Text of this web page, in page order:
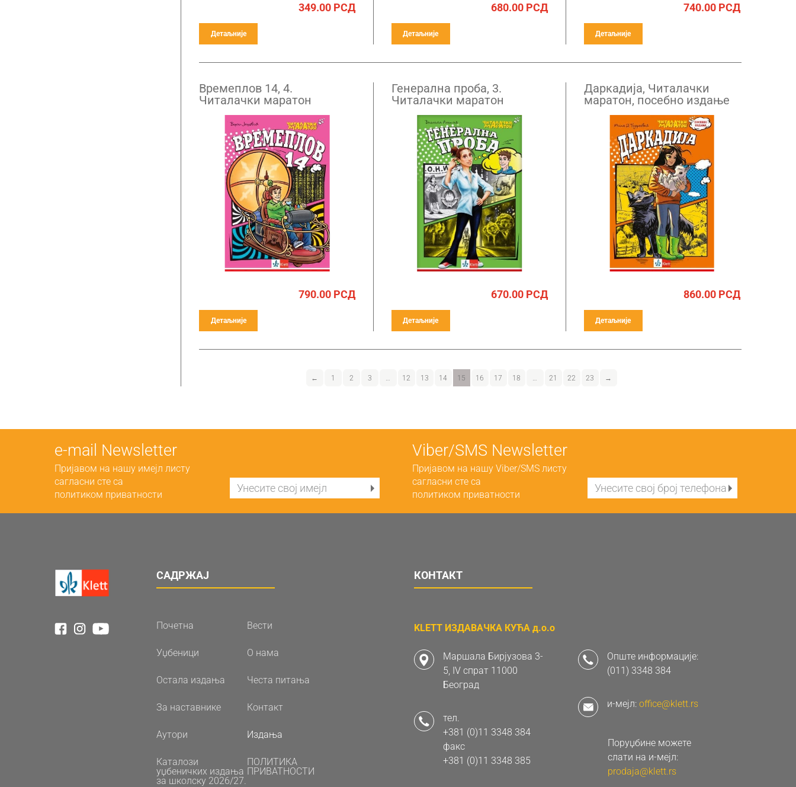
349.00РСД
Детаљније
680.00РСД
Детаљније
740.00РСД
Детаљније
Времеплов 14, 4.
Читалачки маратон
790.00РСД
Детаљније
Генерална проба, 3.
Читалачки маратон
670.00РСД
Детаљније
Даркадија, Читалачки
маратон, посебно издање
860.00РСД
Детаљније
← 1 2 3 … 12 13 14 15 16 17 18 … 21 22 23 →
е-mail Newsletter
Пријавом на нашу имејл листу
сагласни сте са
политиком приватности
Viber/SMS Newsletter
Пријавом на нашу Viber/SMS листу
сагласни сте са
политиком приватности
САДРЖАЈ
Почетна Вести
Уџбеници О нама
Остала издања Честа питања
За наставнике Контакт
Аутори Издања
Каталози
уџбеничких издања
за школску 2026/27.
ПОЛИТИКА
ПРИВАТНОСТИ
КОНТАКТ
KLETT ИЗДАВАЧКА КУЋА д.о.о
Маршала Бирјузова 3-
5, IV спрат 11000
Београд
тел.
+381 (0)11 3348 384
факс
+381 (0)11 3348 385
Опште информације:
(011) 3348 384
и-мејл: office@klett.rs
Поруџбине можете
слати на и-мејл:
prodaja@klett.rs